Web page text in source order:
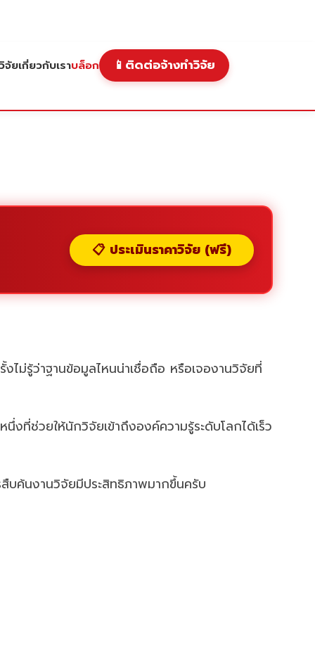
จัยเกี่ยวกับเราบล็อก 📱 ติดต่อจ้างทำวิจัย
📋 ประเมินราคาวิจัย (ฟรี)
ไม่รู้ว่าฐานข้อมูลไหนน่าเชื่อถือ หรือเจองานวิจัยที่
ที่ช่วยให้นักวิจัยเข้าถึงองค์ความรู้ระดับโลกได้เร็ว
บค้นงานวิจัยมีประสิทธิภาพมากขึ้นครับ